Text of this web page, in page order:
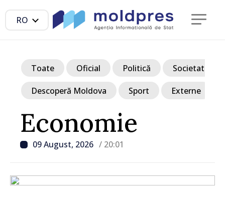
RO
Economie
09 August, 2026 / 20:01
Toate Oficial Politică Societate
Descoperă Moldova Sport Externe